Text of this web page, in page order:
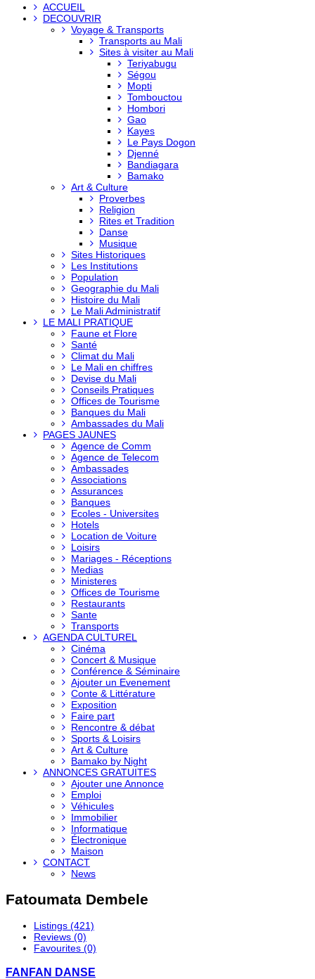
ACCUEIL
DECOUVRIR
Voyage & Transports
Transports au Mali
Sites à visiter au Mali
Teriyabugu
Ségou
Mopti
Tombouctou
Hombori
Gao
Kayes
Le Pays Dogon
Djenné
Bandiagara
Bamako
Art & Culture
Proverbes
Religion
Rites et Tradition
Danse
Musique
Sites Historiques
Les Institutions
Population
Geographie du Mali
Histoire du Mali
Le Mali Administratif
LE MALI PRATIQUE
Faune et Flore
Santé
Climat du Mali
Le Mali en chiffres
Devise du Mali
Conseils Pratiques
Offices de Tourisme
Banques du Mali
Ambassades du Mali
PAGES JAUNES
Agence de Comm
Agence de Telecom
Ambassades
Associations
Assurances
Banques
Ecoles - Universites
Hotels
Location de Voiture
Loisirs
Mariages - Réceptions
Medias
Ministeres
Offices de Tourisme
Restaurants
Sante
Transports
AGENDA CULTUREL
Cinéma
Concert & Musique
Conférence & Séminaire
Ajouter un Evenement
Conte & Littérature
Exposition
Faire part
Rencontre & débat
Sports & Loisirs
Art & Culture
Bamako by Night
ANNONCES GRATUITES
Ajouter une Annonce
Emploi
Véhicules
Immobilier
Informatique
Électronique
Maison
CONTACT
News
Fatoumata Dembele
Listings (421)
Reviews (0)
Favourites (0)
FANFAN DANSE